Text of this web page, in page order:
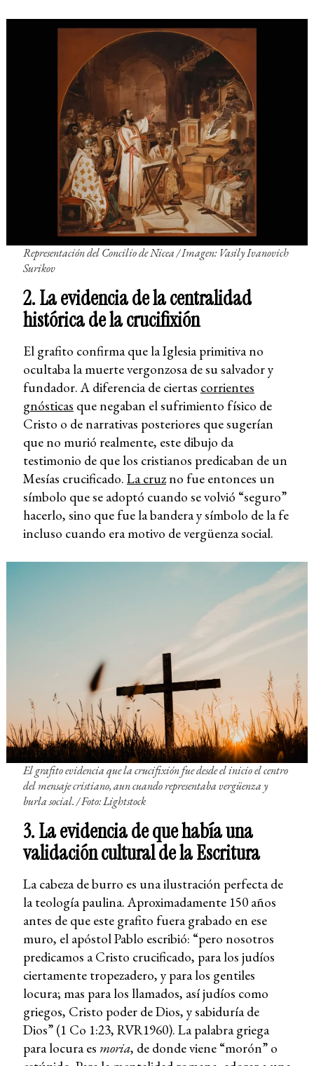
Representación del Concilio de Nicea / Imagen: Vasily Ivanovich
Surikov
2. La evidencia de la centralidad
histórica de la crucifixión
El grafito confirma que la Iglesia primitiva no
ocultaba la muerte vergonzosa de su salvador y
fundador. A diferencia de ciertas corrientes
gnósticas que negaban el sufrimiento físico de
Cristo o de narrativas posteriores que sugerían
que no murió realmente, este dibujo da
testimonio de que los cristianos predicaban de un
Mesías crucificado. La cruzno fue entonces un
símbolo que se adoptó cuando se volvió “seguro”
hacerlo, sino que fue la bandera y símbolo de la fe
incluso cuando era motivo de vergüenza social.
El grafito evidencia que la crucifixión fue desde el inicio el centro
del mensaje cristiano, aun cuando representaba vergüenza y
burla social. / Foto: Lightstock
3. La evidencia de que había una
validación cultural de la Escritura
La cabeza de burro es una ilustración perfecta de
la teología paulina. Aproximadamente 150 años
antes de que este grafito fuera grabado en ese
muro, el apóstol Pablo escribió: “pero nosotros
predicamos a Cristo crucificado, para los judíos
ciertamente tropezadero, y para los gentiles
locura; mas para los llamados, así judíos como
griegos, Cristo poder de Dios, y sabiduría de
Dios” (1 Co 1:23, RVR1960). La palabra griega
para locura es moria, de donde viene “morón” o